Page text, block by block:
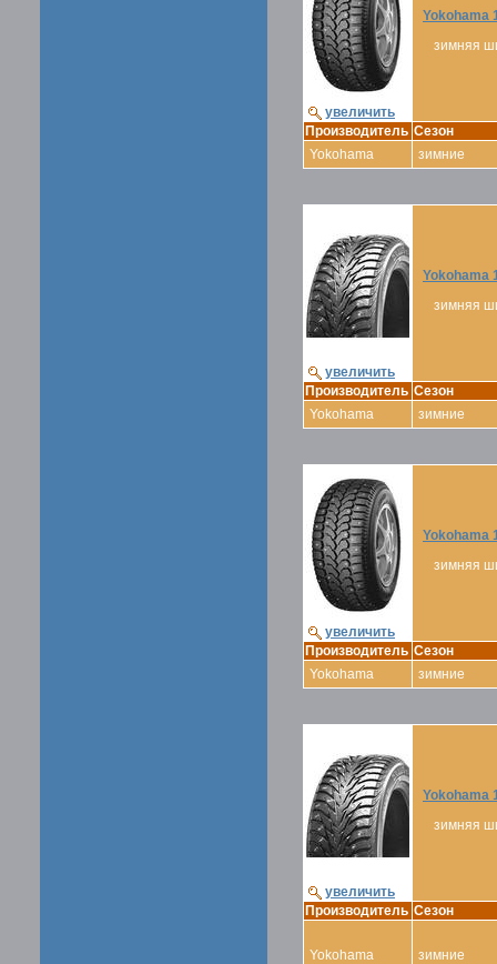
увеличить
Yokohama
зимняя
Производитель Сезон
Yokohama
зимние
увеличить
Yokohama
зимняя
Производитель Сезон
Yokohama
зимние
увеличить
Yokohama
зимняя
Производитель Сезон
Yokohama
зимние
увеличить
Yokohama
зимняя
Производитель Сезон
Yokohama зимние